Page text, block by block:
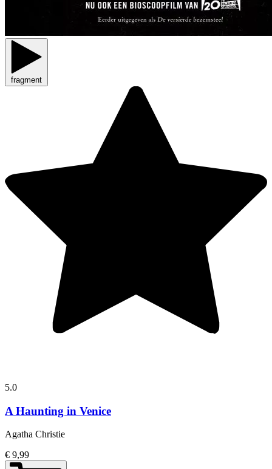
fragment
5.0
A Haunting in Venice
Agatha Christie
€ 9,99